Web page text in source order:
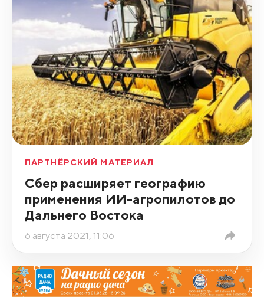
ПАРТНЁРСКИЙ МАТЕРИАЛ
Сбер расширяет географию
применения ИИ-агропилотов до
Дальнего Востока
6 августа 2021, 11:06